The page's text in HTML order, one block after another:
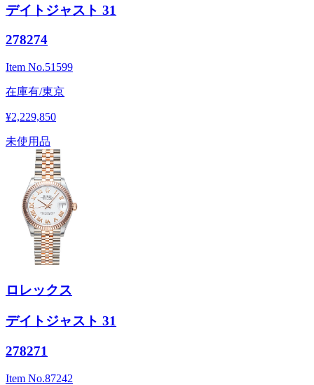
デイトジャスト 31
278274
Item No.51599
在庫有/東京
¥2,229,850
未使用品
ロレックス
デイトジャスト 31
278271
Item No.87242